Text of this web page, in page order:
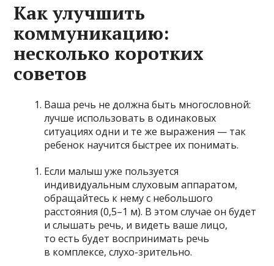
Как улучшить
коммуникацию:
несколько коротких
советов
Ваша речь не должна быть многословной:
лучше использовать в одинаковых
ситуациях одни и те же выражения — так
ребенок научится быстрее их понимать.
Если малыш уже пользуется
индивидуальным слуховым аппаратом,
обращайтесь к нему с небольшого
расстояния (0,5–1 м). В этом случае он будет
и слышать речь, и видеть ваше лицо,
то есть будет воспринимать речь
в комплексе, слухо-зрительно.